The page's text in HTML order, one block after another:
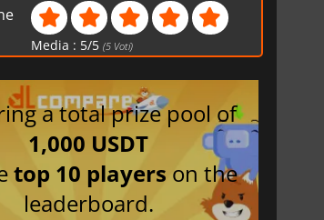
Media : 5/5 (5 Voti)
a total prize pool of
1,000 USDT
top 10 players on the
leaderboard.